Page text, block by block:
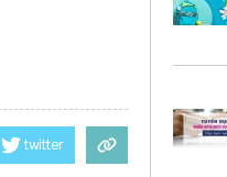
twitter